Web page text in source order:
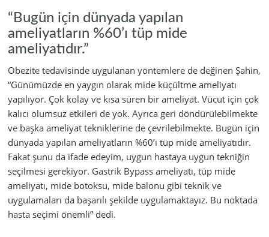
“Bugün için dünyada yapılan
ameliyatların %60’ı tüp mide
ameliyatıdır.”
Obezite tedavisinde uygulanan yöntemlere de değinen Şahin,
“Günümüzde en yaygın olarak mide küçültme ameliyatı
yapılıyor. Çok kolay ve kısa süren bir ameliyat. Vücut için çok
kalıcı olumsuz etkileri de yok. Ayrıca geri döndürülebilmekte
ve başka ameliyat tekniklerine de çevrilebilmekte. Bugün için
dünyada yapılan ameliyatların %60’ı tüp mide ameliyatıdır.
Fakat şunu da ifade edeyim, uygun hastaya uygun tekniğin
seçilmesi gerekiyor. Gastrik Bypass ameliyatı, tüp mide
ameliyatı, mide botoksu, mide balonu gibi teknik ve
uygulamaları da başarılı şekilde uygulamaktayız. Bu noktada
hasta seçimi önemli” dedi.